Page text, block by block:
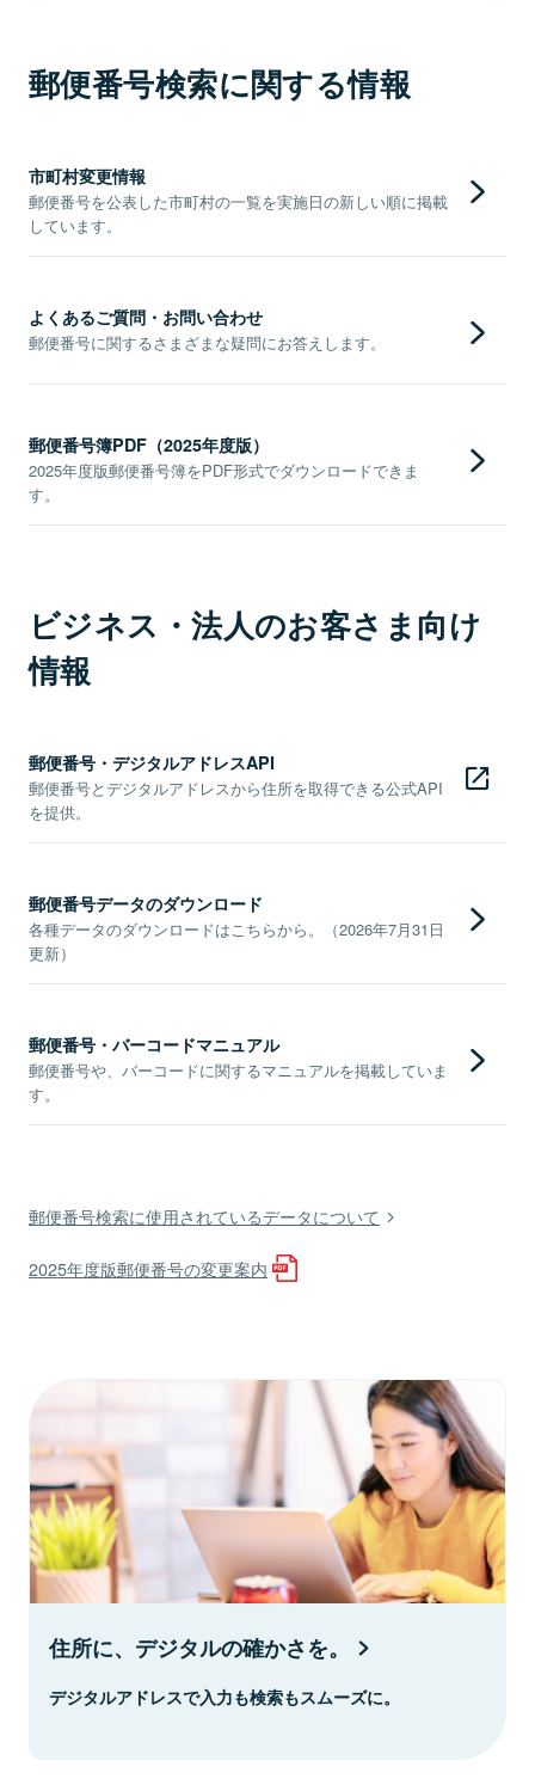
郵便番号検索に関する情報
市町村変更情報
郵便番号を公表した市町村の一覧を実施日の新しい順に掲載
しています。
よくあるご質問・お問い合わせ
郵便番号に関するさまざまな疑問にお答えします。
郵便番号簿PDF（2025年度版）
2025年度版郵便番号簿をPDF形式でダウンロードできま
す。
ビジネス・法人のお客さま向け
情報
郵便番号・デジタルアドレスAPI
郵便番号とデジタルアドレスから住所を取得できる公式API
を提供。
郵便番号データのダウンロード
各種データのダウンロードはこちらから。（2026年7月31日
更新）
郵便番号・バーコードマニュアル
郵便番号や、バーコードに関するマニュアルを掲載していま
す。
郵便番号検索に使用されているデータについて
2025年度版郵便番号の変更案内
住所に、デジタルの確かさを。
デジタルアドレスで入力も検索もスムーズに。